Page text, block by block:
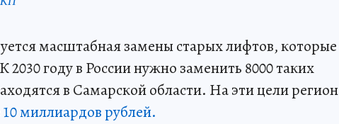
масштабная замены старых лифтов, которые
2030 году в России нужно заменить 8000 таких
в Самарской области. На эти цели регион
10 миллиардов рублей.